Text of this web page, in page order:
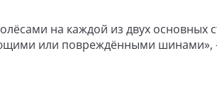
на каждой из двух основных
или повреждёнными шинами»,